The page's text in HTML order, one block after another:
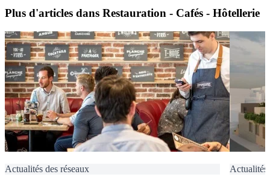
Plus d'articles dans Restauration - Cafés - Hôtellerie
Actualités des réseaux
Actualités